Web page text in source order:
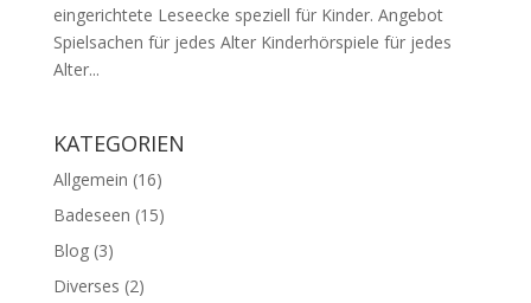
eingerichtete Leseecke speziell für Kinder. Angebot
Spielsachen für jedes Alter Kinderhörspiele für jedes
Alter...
KATEGORIEN
Allgemein (16)
Badeseen (15)
Blog(3)
Diverses (2)